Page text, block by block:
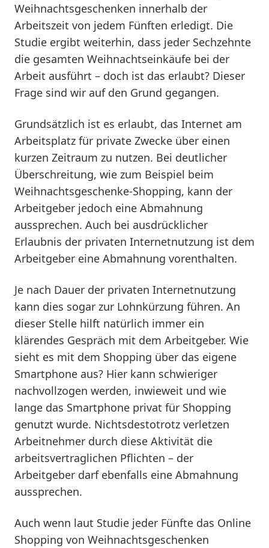
Weihnachtsgeschenken innerhalb der
Arbeitszeit von jedem Fünften erledigt. Die
Studie ergibt weiterhin, dass jeder Sechzehnte
die gesamten Weihnachtseinkäufe bei der
Arbeit ausführt – doch ist das erlaubt? Dieser
Frage sind wir auf den Grund gegangen.
Grundsätzlich ist es erlaubt, das Internet am
Arbeitsplatz für private Zwecke über einen
kurzen Zeitraum zu nutzen. Bei deutlicher
Überschreitung, wie zum Beispiel beim
Weihnachtsgeschenke-Shopping, kann der
Arbeitgeber jedoch eine Abmahnung
aussprechen. Auch bei ausdrücklicher
Erlaubnis der privaten Internetnutzung ist dem
Arbeitgeber eine Abmahnung vorenthalten.
Je nach Dauer der privaten Internetnutzung
kann dies sogar zur Lohnkürzung führen. An
dieser Stelle hilft natürlich immer ein
klärendes Gespräch mit dem Arbeitgeber. Wie
sieht es mit dem Shopping über das eigene
Smartphone aus? Hier kann schwieriger
nachvollzogen werden, inwieweit und wie
lange das Smartphone privat für Shopping
genutzt wurde. Nichtsdestotrotz verletzen
Arbeitnehmer durch diese Aktivität die
arbeitsvertraglichen Pflichten – der
Arbeitgeber darf ebenfalls eine Abmahnung
aussprechen.
Auch wenn laut Studie jeder Fünfte das Online
Shopping von Weihnachtsgeschenken